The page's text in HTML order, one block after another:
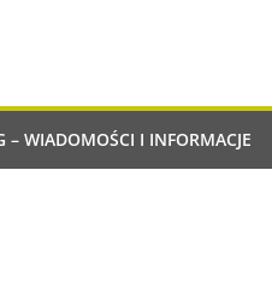
– WIADOMOŚCI I INFORMACJE